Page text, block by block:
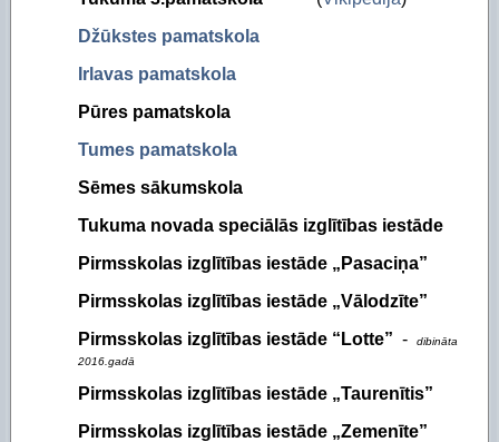
Džūkstes pamatskola
Irlavas pamatskola
Pūres pamatskola
Tumes pamatskola
Sēmes sākumskola
Tukuma novada speciālās izglītības iestāde
Pirmsskolas izglītības iestāde „Pasaciņa”
Pirmsskolas izglītības iestāde „Vālodzīte”
Pirmsskolas izglītības iestāde “Lotte” -
dibināta
2016.gadā
Pirmsskolas izglītības iestāde „Taurenītis”
Pirmsskolas izglītības iestāde „Zemenīte”